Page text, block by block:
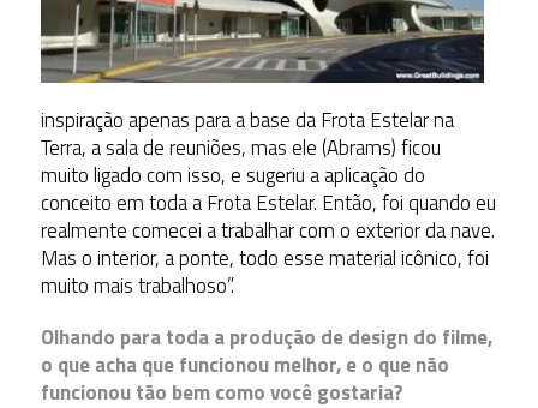
inspiração apenas para a base da Frota Estelar na
Terra, a sala de reuniões, mas ele (Abrams) ficou
muito ligado com isso, e sugeriu a aplicação do
conceito em toda a Frota Estelar. Então, foi quando eu
realmente comecei a trabalhar com o exterior da nave.
Mas o interior, a ponte, todo esse material icônico, foi
muito mais trabalhoso”.
Olhando para toda a produção de design do filme,
o que acha que funcionou melhor, e o que não
funcionou tão bem como você gostaria?